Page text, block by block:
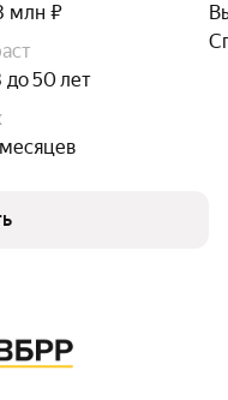
млн ₽
до 50 лет